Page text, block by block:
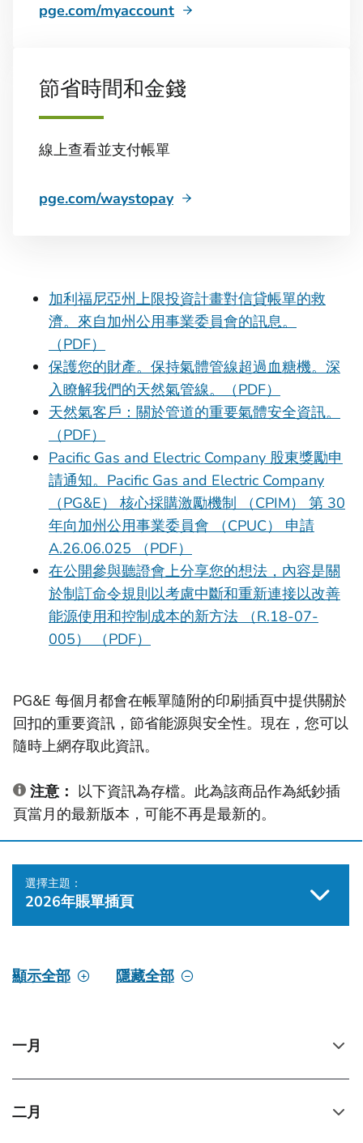
pge.com/myaccount
節省時間和金錢
線上查看並支付帳單
pge.com/waystopay
加利福尼亞州上限投資計畫對信貸帳單的救
濟。來自加州公用事業委員會的訊息。
（PDF）
保護您的財產。保持氣體管線超過血糖機。深
入瞭解我們的天然氣管線。（PDF）
天然氣客戶：關於管道的重要氣體安全資訊。
（PDF）
Pacific Gas and Electric Company 股東獎勵申
請通知。Pacific Gas and Electric Company
（PG&E） 核心採購激勵機制 （CPIM） 第 30
年向加州公用事業委員會 （CPUC） 申請
A.26.06.025 （PDF）
在公開參與聽證會上分享您的想法，內容是關
於制訂命令規則以考慮中斷和重新連接以改善
能源使用和控制成本的新方法 （R.18-07-
005） （PDF）
PG&E 每個月都會在帳單隨附的印刷插頁中提供關於
回扣的重要資訊，節省能源與安全性。現在，您可以
隨時上網存取此資訊。
注意： 以下資訊為存檔。此為該商品作為紙鈔插
頁當月的最新版本，可能不再是最新的。
選擇主題：
2026年賬單插頁
顯示全部 隱藏全部
一月
二月